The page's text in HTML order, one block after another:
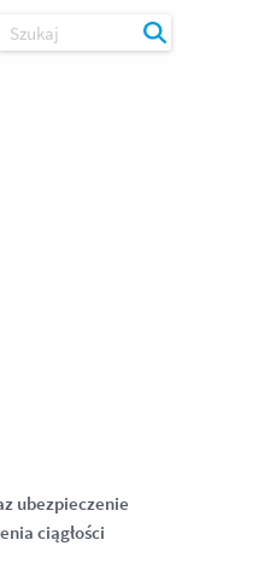
Szukaj
ubezpieczenie
ciągłości